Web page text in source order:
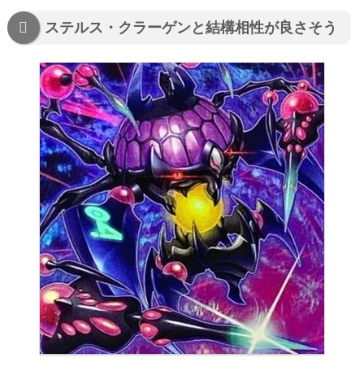
ステルス・クラーゲンと結構相性が良さそう